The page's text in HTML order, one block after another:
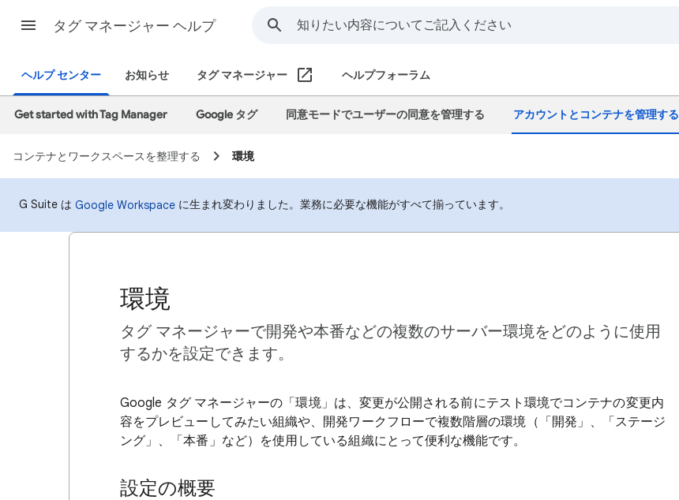
タグ マネージャー ヘルプ
ヘルプ センター お知らせ タグ マネージャー ヘルプフォーラム
Get started with Tag Manager Google タグ 同意モードでユーザーの同意を管理する アカウントとコンテナを管理する
コンテナとワークスペースを整理する 環境
G Suite は Google Workspace に生まれ変わりました。業務に必要な機能がすべて揃っています。
環境
タグ マネージャーで開発や本番などの複数のサーバー環境をどのように使用
するかを設定できます。
Google タグ マネージャーの「環境」は、変更が公開される前にテスト環境でコンテナの変更内
容をプレビューしてみたい組織や、開発ワークフローで複数階層の環境（「開発」、「ステージ
ング」、「本番」など）を使用している組織にとって便利な機能です。
設定の概要